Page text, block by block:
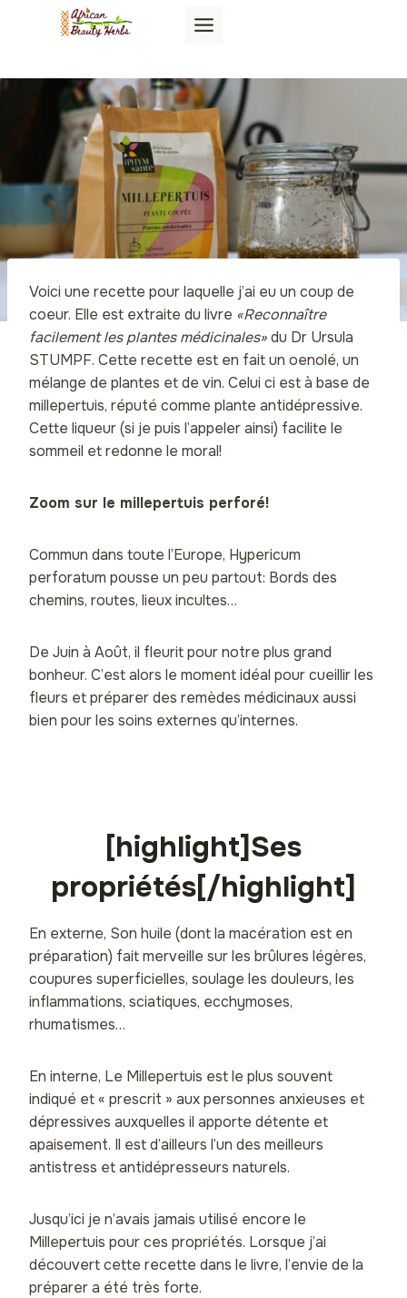
Voici une recette pour laquelle j’ai eu un coup de
coeur. Elle est extraite du livre «Reconnaître
facilement les plantes médicinales»du Dr Ursula
STUMPF. Cette recette est en fait un oenolé, un
mélange de plantes et de vin. Celui ci est à base de
millepertuis, réputé comme plante antidépressive.
Cette liqueur (si je puis l’appeler ainsi) facilite le
sommeil et redonne le moral!
Zoom sur le millepertuis perforé!
Commun dans toute l’Europe, Hypericum
perforatum pousse un peu partout: Bords des
chemins, routes, lieux incultes…
De Juin à Août, il fleurit pour notre plus grand
bonheur. C’est alors le moment idéal pour cueillir les
fleurs et préparer des remèdes médicinaux aussi
bien pour les soins externes qu’internes.
[highlight]Ses
propriétés[/highlight]
En externe, Son huile (dont la macération est en
préparation) fait merveille sur les brûlures légères,
coupures superficielles, soulage les douleurs, les
inflammations, sciatiques, ecchymoses,
rhumatismes…
En interne, Le Millepertuis est le plus souvent
indiqué et « prescrit » aux personnes anxieuses et
dépressives auxquelles il apporte détente et
apaisement. Il est d’ailleurs l’un des meilleurs
antistress et antidépresseurs naturels.
Jusqu’ici je n’avais jamais utilisé encore le
Millepertuis pour ces propriétés. Lorsque j’ai
découvert cette recette dans le livre, l’envie de la
préparer a été très forte.